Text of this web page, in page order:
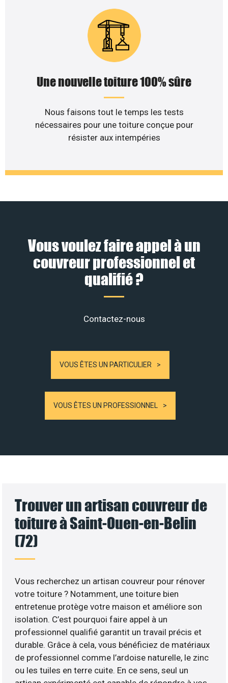
Une nouvelle toiture 100% sûre
Nous faisons tout le temps les tests
nécessaires pour une toiture conçue pour
résister aux intempéries
Vous voulez faire appel à un
couvreur professionnel et
qualifié ?
Contactez-nous
VOUS ÊTES UN PARTICULIER
VOUS ÊTES UN PROFESSIONNEL
Trouver un artisan couvreur de
toiture à Saint-Ouen-en-Belin
(72)
Vous recherchez un artisan couvreur pour rénover
votre toiture ? Notamment, une toiture bien
entretenue protège votre maison et améliore son
isolation. C’est pourquoi faire appel à un
professionnel qualifié garantit un travail précis et
durable. Grâce à cela, vous bénéficiez de matériaux
de professionnel comme l’ardoise naturelle, le zinc
ou les tuiles en terre cuite. En ce sens, seul un